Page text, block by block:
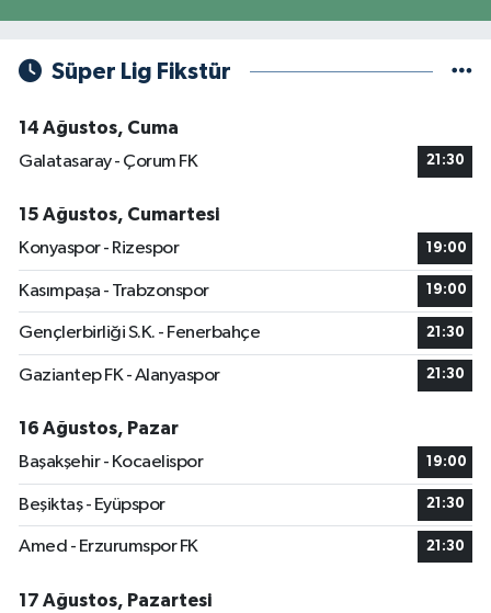
Süper Lig Fikstür
14 Ağustos, Cuma
Galatasaray - Çorum FK
21:30
15 Ağustos, Cumartesi
Konyaspor - Rizespor
19:00
Kasımpaşa - Trabzonspor 19:00
Gençlerbirliği S.K. - Fenerbahçe 21:30
Gaziantep FK - Alanyaspor 21:30
16 Ağustos, Pazar
Başakşehir - Kocaelispor
19:00
Beşiktaş - Eyüpspor 21:30
Amed - Erzurumspor FK 21:30
17 Ağustos, Pazartesi